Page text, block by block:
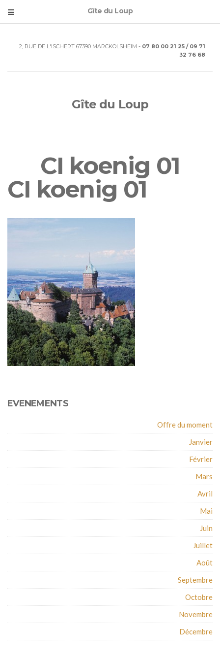
Gîte du Loup
2, RUE DE L'ISCHERT 67390 MARCKOLSHEIM - 07 80 00 21 25 / 09 71
32 76 68
Gîte du Loup
CI koenig 01
CI koenig 01
EVENEMENTS
Offre du moment
Janvier
Février
Mars
Avril
Mai
Juin
Juillet
Août
Septembre
Octobre
Novembre
Décembre